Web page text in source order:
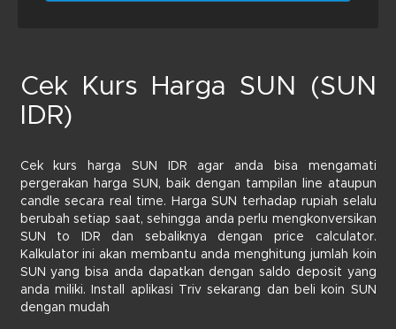
Cek Kurs Harga SUN (SUN
IDR)
Cek kurs harga SUN IDR agar anda bisa mengamati
pergerakan harga SUN, baik dengan tampilan line ataupun
candle secara real time. Harga SUN terhadap rupiah selalu
berubah setiap saat, sehingga anda perlu mengkonversikan
SUN to IDR dan sebaliknya dengan price calculator.
Kalkulator ini akan membantu anda menghitung jumlah koin
SUN yang bisa anda dapatkan dengan saldo deposit yang
anda miliki. Install aplikasi Triv sekarang dan beli koin SUN
dengan mudah